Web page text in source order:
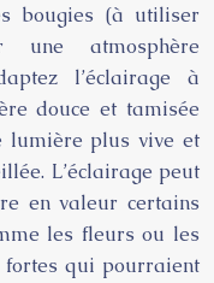
bougies (à utiliser
une atmosphère
l’éclairage à
douce et tamisée
lumière plus vive et
L’éclairage peut
en valeur certains
les fleurs ou les
fortes qui pourraient